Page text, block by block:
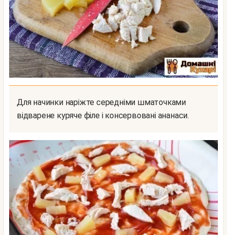
Для начинки наріжте середніми шматочками
відварене куряче філе і консервовані ананаси.